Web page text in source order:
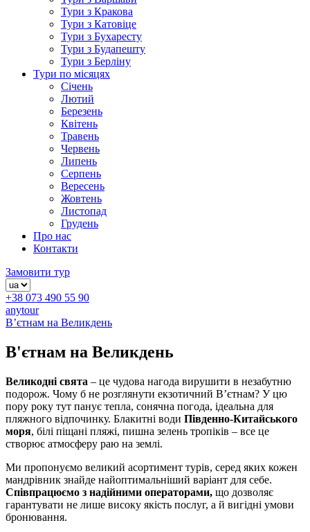
Тури з Кракова
Тури з Катовіце
Тури з Бухаресту
Тури з Будапешту
Тури з Берліну
Тури по місяцях
Січень
Лютий
Березень
Квітень
Травень
Червень
Липень
Серпень
Вересень
Жовтень
Листопад
Грудень
Про нас
Контакти
Замовити тур
+38 073 490 55 90
anytour
В’єтнам на Великдень
В'єтнам на Великдень
Великодні свята – це чудова нагода вирушити в незабутню
подорож. Чому б не розглянути екзотичний В’єтнам? У цю
пору року тут панує тепла, сонячна погода, ідеальна для
пляжного відпочинку. Блакитні води Південно-Китайського
моря, білі піщані пляжі, пишна зелень тропіків – все це
створює атмосферу раю на землі.
Ми пропонуємо великий асортимент турів, серед яких кожен
мандрівник знайде найоптимальніший варіант для себе.
Співпрацюємо з надійними операторами, що дозволяє
гарантувати не лише високу якість послуг, а й вигідні умови
бронювання.